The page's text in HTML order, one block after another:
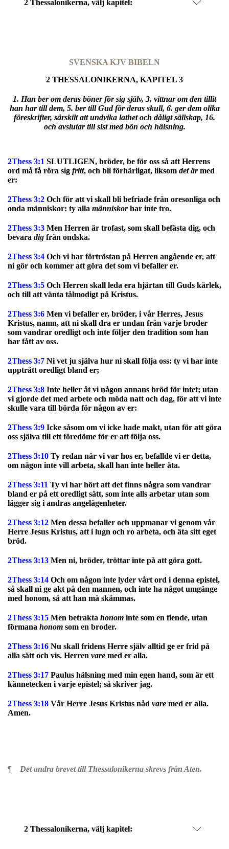
2 Thessalonikerna, välj kapitel:
SVENSKA KJV BIBELN
2 THESSALONIKERNA, KAPITEL 3
1. Han ber om deras böner för sig själv, 3. vittnar om den tillit
han har till dem, 5. ber till Gud för deras skull, 6. ger dem olika
föreskrifter, särskilt att undvika lathet och dåligt sällskap, 16.
och avslutar till sist med bön och hälsning.
2Thess 3:1 SLUTLIGEN, bröder, be för oss så att Herrens
ord må få röra sig fritt, och bli förhärligat, liksom det ärmed
er:
2Thess 3:2 Och för att vi skall bli befriade från oresonliga och
onda människor: ty alla människorhar inte tro.
2Thess 3:3 Men Herren är trofast, som skall befästa dig, och
bevara dig från ondska.
2Thess 3:4 Och vi har förtröstan på Herren angående er, att
ni gör och kommer att göra det som vi befaller er.
2Thess 3:5 Och Herren skall leda era hjärtan till Guds kärlek,
och till att vänta tålmodigt på Kristus.
2Thess 3:6 Men vi befaller er, bröder, i vår Herres, Jesus
Kristus, namn, att ni skall dra er undan från varje broder
som vandrar oredligt och inte följer den tradition som han
har fått av oss.
2Thess 3:7 Ni vet ju själva hur ni skall följa oss: ty vi har inte
uppträtt oredligt bland er;
2Thess 3:8 Inte heller åt vi någon annans bröd för intet; utan
vi gjorde det med arbete och möda natt och dag, för att vi inte
skulle vara till börda för någon av er:
2Thess 3:9 Icke såsom om vi icke hade makt, utan för att göra
oss själva till ett föredöme för er att följa oss.
2Thess 3:10 Ty redan när vi var hos er, befallde vi er detta,
om någon inte vill arbeta, skall han inte heller äta.
2Thess 3:11 Ty vi har hört att det finns några som vandrar
bland er på ett oredligt sätt, som inte alls arbetar utan som
lägger sig i andras angelägenheter.
2Thess 3:12 Men dessa befaller och uppmanar vi genom vår
Herre Jesus Kristus, att i lugn och ro arbeta, och äta sitt eget
bröd.
2Thess 3:13 Men ni, bröder, tröttar inte på att göra gott.
2Thess 3:14 Och om någon inte lyder vårt ord i denna epistel,
så skall ni ge akt på den mannen, och inte ha något umgänge
med honom, så att han må skämmas.
2Thess 3:15 Men betrakta honom inte som en fiende, utan
förmana honom som en broder.
2Thess 3:16 Nu skall fridens Herre själv alltid ge er frid på
alla sätt och vis. Herren vare med er alla.
2Thess 3:17 Paulus hälsning med min egen hand, som är ett
kännetecken i varje epistel; så skriver jag.
2Thess 3:18 Vår Herre Jesus Kristus nåd vare med er alla.
Amen.
¶ Det andra brevettill Thessalonikerna skrevs från Aten.
2 Thessalonikerna, välj kapitel: